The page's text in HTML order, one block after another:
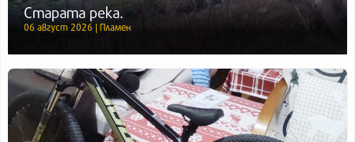
Старата река.
06 август 2026 | Пламен